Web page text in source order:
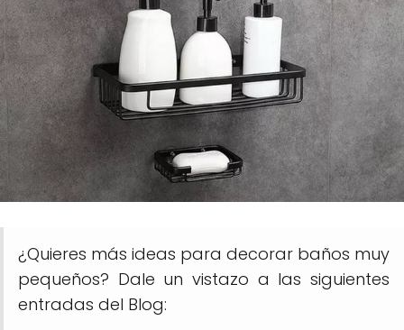
¿Quieres más ideas para decorar baños muy
pequeños? Dale un vistazo a las siguientes
entradas del Blog: